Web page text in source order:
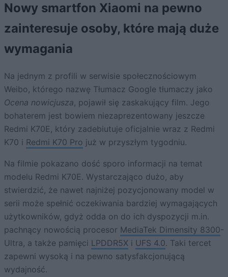
Nowy smartfon Xiaomi na pewno
zainteresuje osoby, które mają duże
wymagania
Na jednym z profili w serwisie społecznościowym
Weibo, którego nazwę Tłumacz Google tłumaczy jako
Ocena nowicjusza, pojawił się zaskakujący film. Jego
bohaterem jest bowiem niezaprezentowany jeszcze
Redmi K70E, który zadebiutuje oficjalnie wraz z Redmi
K70 i Redmi K70 Pro już w przyszłym tygodniu.
Na filmie pokazano dość sporo informacji na temat
modelu Redmi K70E. Wystarczająco dużo, aby
stwierdzić, że nawet najniżej pozycjonowany model w
serii może spełnić oczekiwania bardziej wymagających
użytkowników, gdyż odda on do ich dyspozycji m.in.
pachnący nowością procesor MediaTek Dimensity 8300-
Ultra, a także pamięci LPDDR5X i UFS 4.0. Taki tercet
zapewni wysoką i na pewno satysfakcjonującą
wydajność.